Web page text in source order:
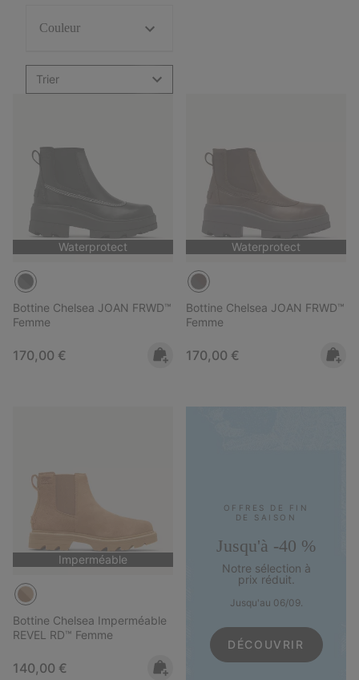
Couleur
Trier
Waterprotect
Bottine Chelsea JOAN FRWD™
Femme
Regular price:
170,00 €
Waterprotect
Bottine Chelsea JOAN FRWD™
Femme
Regular price:
170,00 €
Imperméable
Bottine Chelsea Imperméable
REVEL RD™ Femme
Regular price:
140,00 €
OFFRES DE FIN
DE SAISON
Jusqu'à -40 %
Notre sélection à
prix réduit.
Jusqu'au 06/09.
DÉCOUVRIR